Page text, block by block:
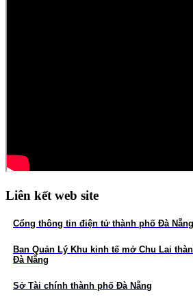
Liên kết web site
Cổng thông tin điện tử thành phố Đà Nẵng
Ban Quản Lý Khu kinh tế mở Chu Lai
Đà Nẵng
Sở Tài chính thành phố Đà Nẵng